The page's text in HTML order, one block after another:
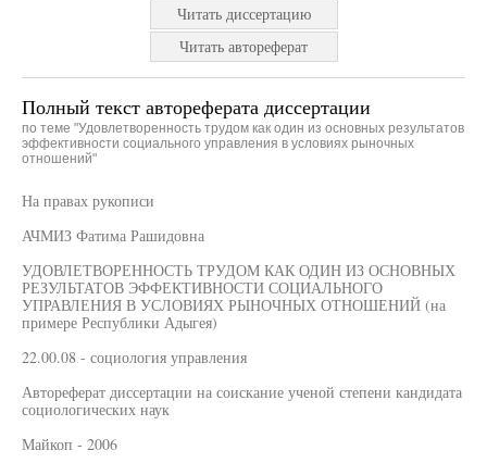
Читать диссертацию
Читать автореферат
Полный текст автореферата диссертации
по теме "Удовлетворенность трудом как один из основных результатов
эффективности социального управления в условиях рыночных
отношений"
На правах рукописи
АЧМИЗ Фатима Рашидовна
УДОВЛЕТВОРЕННОСТЬ ТРУДОМ КАК ОДИН ИЗ ОСНОВНЫХ
РЕЗУЛЬТАТОВ ЭФФЕКТИВНОСТИ СОЦИАЛЬНОГО
УПРАВЛЕНИЯ В УСЛОВИЯХ РЫНОЧНЫХ ОТНОШЕНИЙ (на
примере Республики Адыгея)
22.00.08 - социология управления
Автореферат диссертации на соискание ученой степени кандидата
социологических наук
Майкоп - 2006